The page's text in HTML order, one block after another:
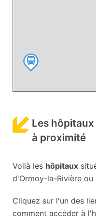
Les
à proximité
Voilà les hôpitaux
d'Ormoy-la-Rivière
Cliquez sur l'un des
comment accéder à